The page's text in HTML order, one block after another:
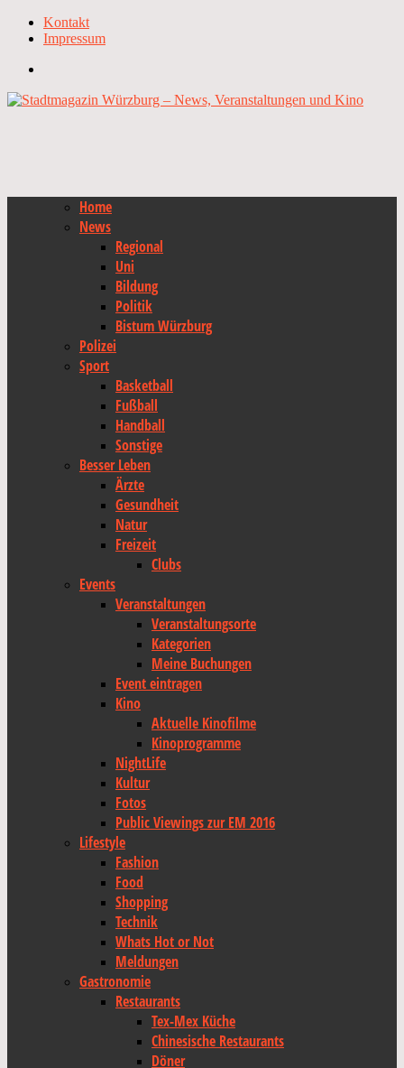
Kontakt
Impressum
Home
News
Regional
Uni
Bildung
Politik
Bistum Würzburg
Polizei
Sport
Basketball
Fußball
Handball
Sonstige
Besser Leben
Ärzte
Gesundheit
Natur
Freizeit
Clubs
Events
Veranstaltungen
Veranstaltungsorte
Kategorien
Meine Buchungen
Event eintragen
Kino
Aktuelle Kinofilme
Kinoprogramme
NightLife
Kultur
Fotos
Public Viewings zur EM 2016
Lifestyle
Fashion
Food
Shopping
Technik
Whats Hot or Not
Meldungen
Gastronomie
Restaurants
Tex-Mex Küche
Chinesische Restaurants
Döner